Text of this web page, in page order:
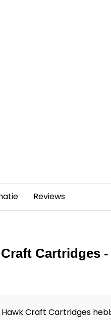
Reviews
Cartridges
Craft Cartridges